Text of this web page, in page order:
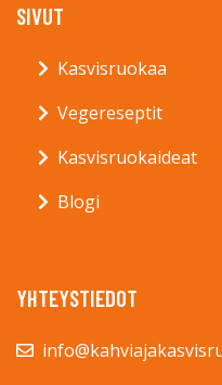
SIVUT
Kasvisruokaa
Vegereseptit
Kasvisruokaideat
Blogi
YHTEYSTIEDOT